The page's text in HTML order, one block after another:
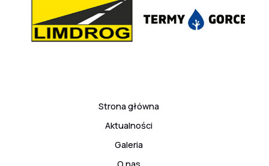
Strona główna
Aktualności
Galeria
O nas